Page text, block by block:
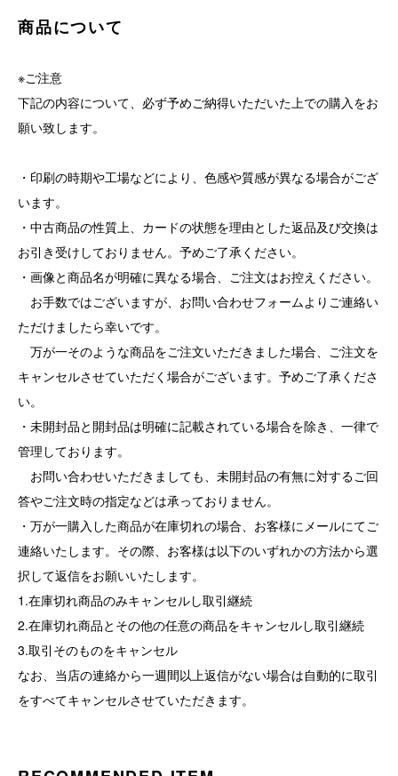
商品について
※ご注意
下記の内容について、必ず予めご納得いただいた上での購入をお
願い致します。
・印刷の時期や工場などにより、色感や質感が異なる場合がござ
います。
・中古商品の性質上、カードの状態を理由とした返品及び交換は
お引き受けしておりません。予めご了承ください。
・画像と商品名が明確に異なる場合、ご注文はお控えください。
お手数ではございますが、お問い合わせフォームよりご連絡い
ただけましたら幸いです。
万が一そのような商品をご注文いただきました場合、ご注文を
キャンセルさせていただく場合がございます。予めご了承くださ
い。
・未開封品と開封品は明確に記載されている場合を除き、一律で
管理しております。
お問い合わせいただきましても、未開封品の有無に対するご回
答やご注文時の指定などは承っておりません。
・万が一購入した商品が在庫切れの場合、お客様にメールにてご
連絡いたします。その際、お客様は以下のいずれかの方法から選
択して返信をお願いいたします。
1.在庫切れ商品のみキャンセルし取引継続
2.在庫切れ商品とその他の任意の商品をキャンセルし取引継続
3.取引そのものをキャンセル
なお、当店の連絡から一週間以上返信がない場合は自動的に取引
をすべてキャンセルさせていただきます。